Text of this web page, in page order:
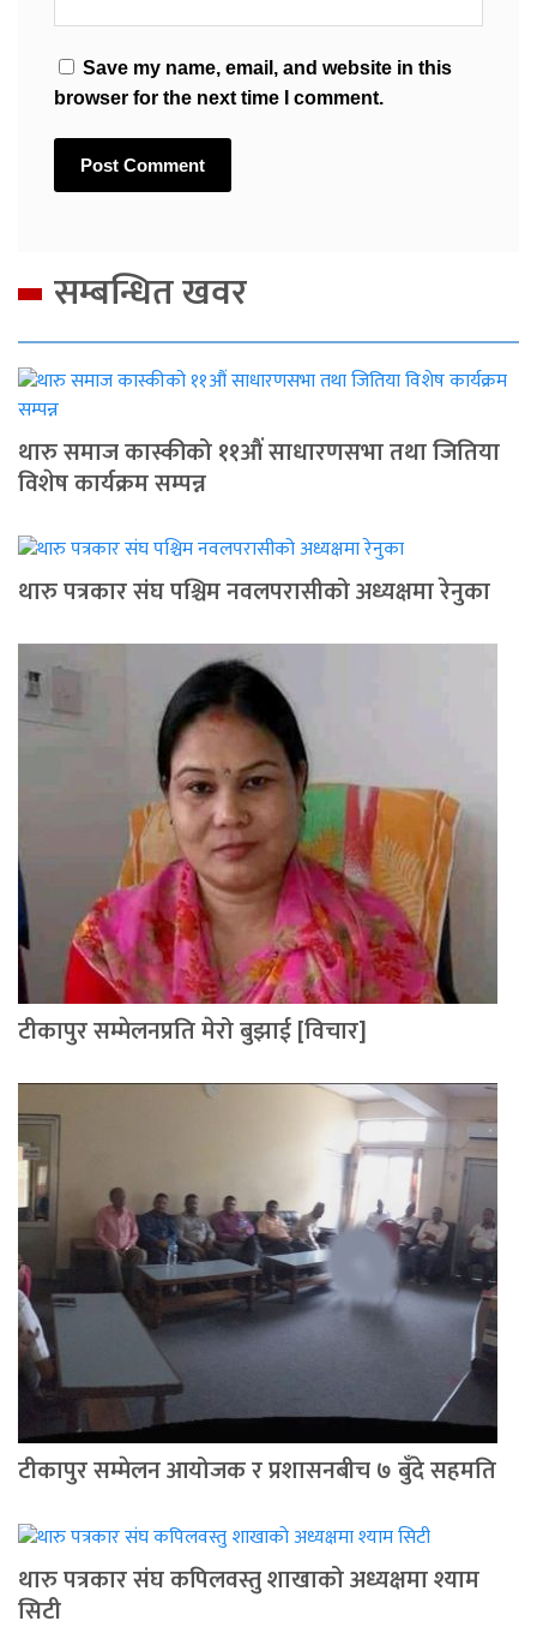
Save my name, email, and website in this
browser for the next time I comment.
सम्बन्धित खवर
थारु समाज कास्कीको ११औं साधारणसभा तथा जितिया
विशेष कार्यक्रम सम्पन्न
थारु पत्रकार संघ पश्चिम नवलपरासीको अध्यक्षमा रेनुका
टीकापुर सम्मेलनप्रति मेरो बुझाई [विचार]
टीकापुर सम्मेलन आयोजक र प्रशासनबीच ७ बुँदे सहमति
थारु पत्रकार संघ कपिलवस्तु शाखाको अध्यक्षमा श्याम
सिटी